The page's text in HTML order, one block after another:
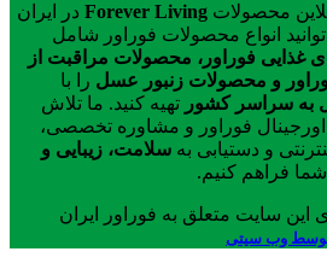
محصولات Forever Living در ایران
انواع محصولات فوراور شامل
غذایی فوراور، محصولات مراقبت از
و محصولات زنبور عسل را با
به سراسر کشور تهیه کنید. ما تلاش
فوراور و مشاوره تخصصی،
و دستیابی به سلامت، زیبایی و
شما فراهم کنیم.
سایت متعلق به فوراور ایران
وب سیتی